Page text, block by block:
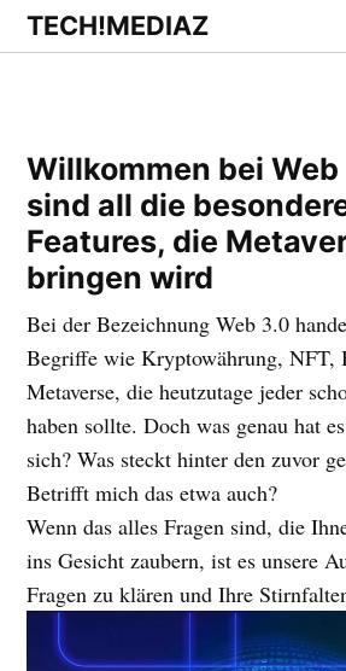
Zum
Inhalt
TECH!MEDIAZ
Willkommen bei
sind all die
Features, die
bringen wird
Bei der Bezeichnung Web 3.0
Begriffe wie Kryptowährung, NFT,
Metaverse, die heutzutage jeder
haben sollte. Doch was genau hat
sich? Was steckt hinter den zuvor
Betrifft mich das etwa auch?
Wenn das alles Fragen sind, die
ins Gesicht zaubern, ist es unsere
Fragen zu klären und Ihre